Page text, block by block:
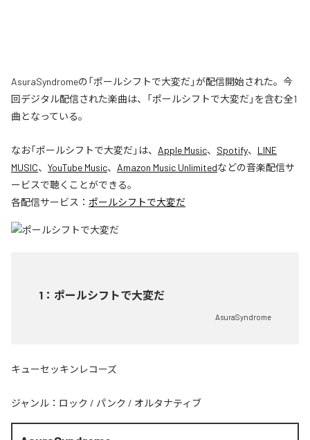
AsuraSyndromeの「ポールシフトで大変だ」が配信開始された。今
回デジタル配信された楽曲は、「ポールシフトで大変だ」を含む全1
曲となっている。
なお「ポールシフトで大変だ 」は、 Apple Music、 Spotify、 LINE
MUSIC、 YouTube Music、 Amazon Music Unlimitedなどの音楽配信サ
ービスで聴くことができる。
各配信サービス： ポールシフトで大変だ
1 ： ポールシフトで大変だ
AsuraSyndrome
キューセッキンレコーズ
ジャンル： ロック / パンク / オルタナティブ